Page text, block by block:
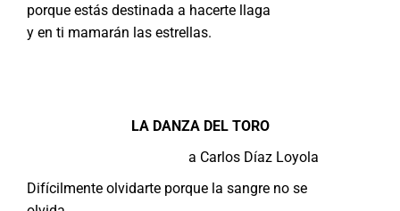
porque estás destinada a hacerte llaga
y en ti mamarán las estrellas.
LA DANZA DEL TORO
a Carlos Díaz Loyola
Difícilmente olvidarte porque la sangre no se